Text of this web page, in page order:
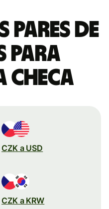
pares de
para
checa
CZK a USD
CZK a KRW